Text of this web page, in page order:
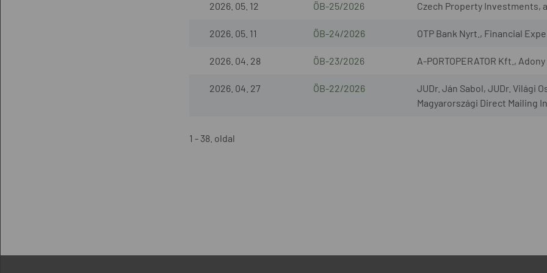
2026. 05. 12 ÖB-25/2026 Czech Property Investments,
2026. 05. 11 ÖB-24/2026 OTP Bank Nyrt., Financial
2026. 04. 28 ÖB-23/2026 A-PORTOPERATOR Kft.,
2026. 04. 27 ÖB-22/2026
JUDr. Ján Sabol, JUDr. Világi
Magyarországi Direct Mailing
1 - 38. oldal